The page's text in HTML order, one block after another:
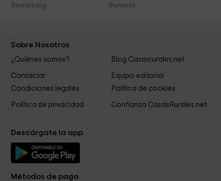
Beniarbeig
Benimeli
Sobre Nosotros
¿Quiénes somos? Blog Casasrurales.net
Contactar
Equipo editorial
Condiciones legales
Política de cookies
Política de privacidad Confianza CasasRurales.net
Descárgate la app
Métodos de pago